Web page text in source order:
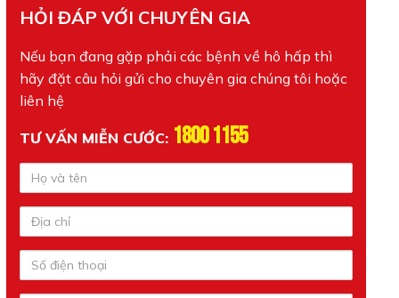
HỎI ĐÁP VỚI CHUYÊN GIA
Nếu bạn đang gặp phải các bệnh về hô hấp thì
hãy đặt câu hỏi gửi cho chuyên gia chúng tôi hoặc
liên hệ
TƯ VẤN MIỄN CƯỚC: 1800 1155